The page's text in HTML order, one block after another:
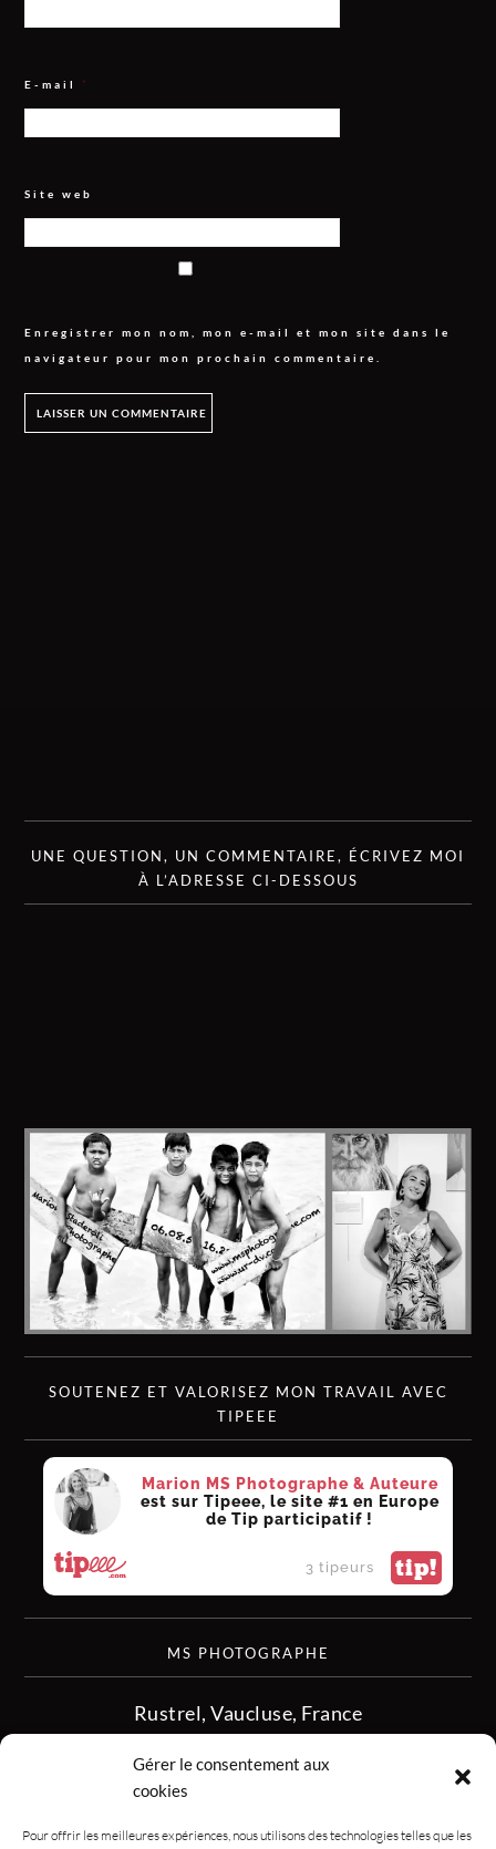
Gérer le consentement aux
cookies
Pour offrir les meilleures expériences, nous utilisons des technologies telles que les
E-mail *
Site web
Enregistrer mon nom, mon e-mail et mon site dans le
navigateur pour mon prochain commentaire.
UNE QUESTION, UN COMMENTAIRE, ÉCRIVEZ MOI
À L’ADRESSE CI-DESSOUS
SOUTENEZ ET VALORISEZ MON TRAVAIL AVEC
TIPEEE
Marion MS Photographe & Auteure
est sur Tipeee, le site #1 en Europe
de Tip participatif !
3 tipeurs tip!
MS PHOTOGRAPHE
Rustrel, Vaucluse, France
06.08.50.16.28
contact.msphotographe (at) gmail.com